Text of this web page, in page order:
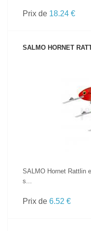
Prix de 18.24 €
SALMO HORNET
SALMO Hornet Rattlin
s...
Prix de 6.52 €